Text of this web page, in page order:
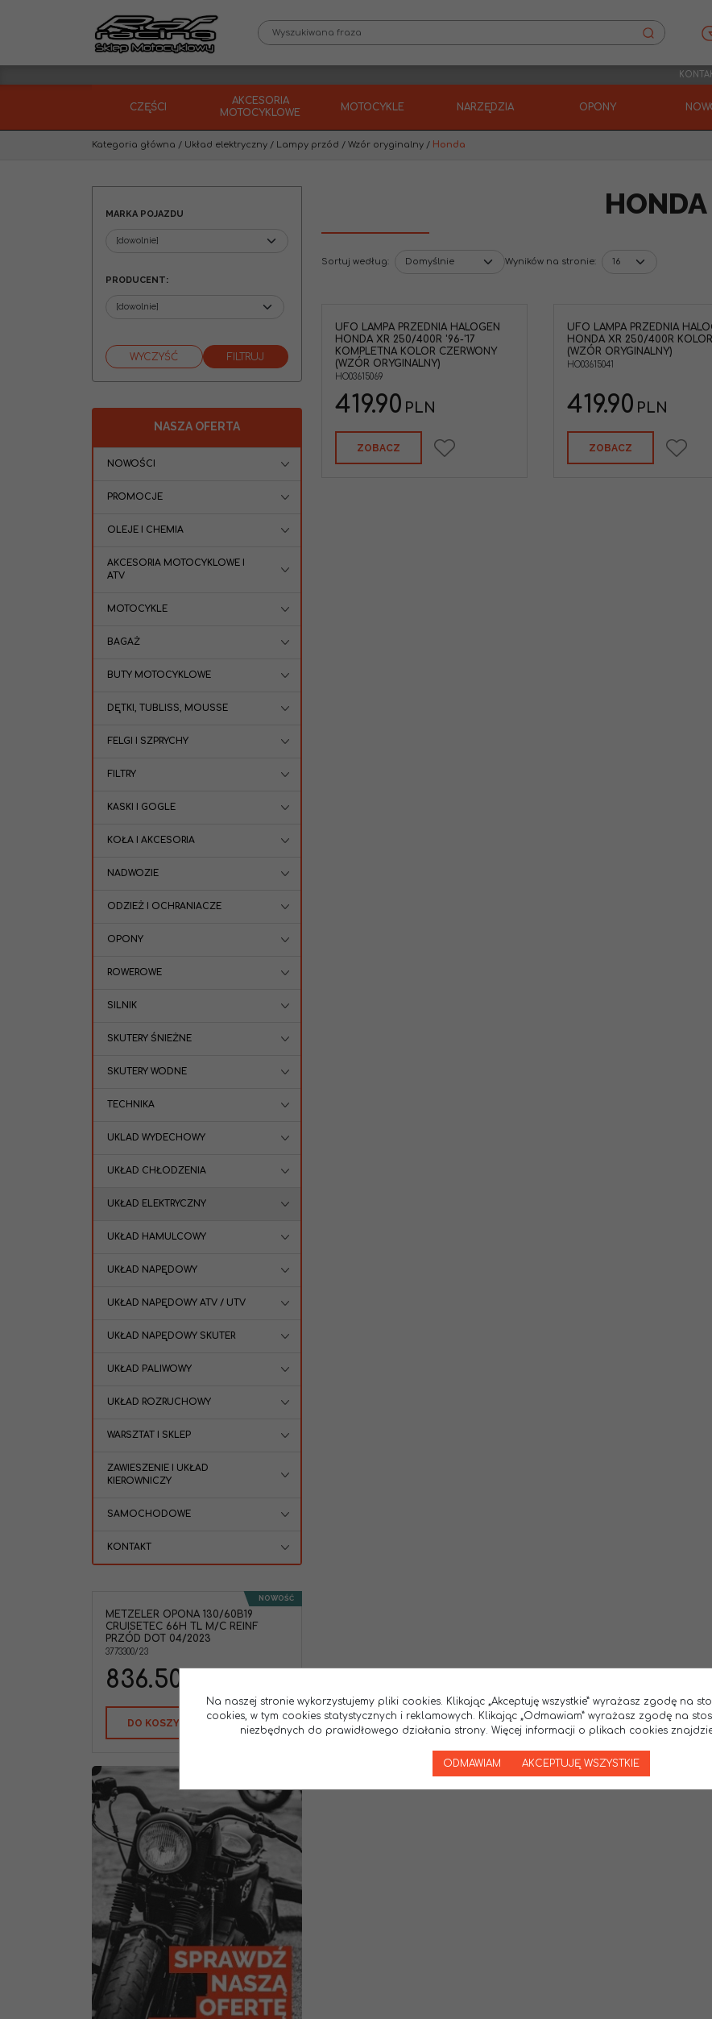
CZĘŚCI
AKCESORIA
MOTOCYKLOWE
MOTOCYKLE NARZĘDZIA OPONY
Kategoria główna / Układ elektryczny / Lampy przód / Wzór oryginalny / Honda
HONDA
Sortuj według: Wyników na stronie:
UFO LAMPA PRZEDNIA HALOGEN
HONDA XR 250/400R '96-'17
KOMPLETNA KOLOR CZERWONY
(WZÓR ORYGINALNY)
HO03615069
419.90 PLN
ZOBACZ
UFO LAMPA PRZEDNIA
HONDA XR 250/400R
(WZÓR ORYGINALNY)
HO03615041
419.90 PLN
ZOBACZ
MARKA POJAZDU
PRODUCENT:
NASZA OFERTA
NOWOŚCI
PROMOCJE
OLEJE I CHEMIA
AKCESORIA MOTOCYKLOWE I
ATV
MOTOCYKLE
BAGAŻ
BUTY MOTOCYKLOWE
DĘTKI, TUBLISS, MOUSSE
FELGI I SZPRYCHY
FILTRY
KASKI I GOGLE
KOŁA I AKCESORIA
NADWOZIE
ODZIEŻ I OCHRANIACZE
OPONY
ROWEROWE
SILNIK
SKUTERY ŚNIEŻNE
SKUTERY WODNE
TECHNIKA
UKLAD WYDECHOWY
UKŁAD CHŁODZENIA
UKŁAD ELEKTRYCZNY
UKŁAD HAMULCOWY
UKŁAD NAPĘDOWY
UKŁAD NAPĘDOWY ATV / UTV
UKŁAD NAPĘDOWY SKUTER
UKŁAD PALIWOWY
UKŁAD ROZRUCHOWY
WARSZTAT I SKLEP
ZAWIESZENIE I UKŁAD
KIEROWNICZY
SAMOCHODOWE
KONTAKT
NOWOŚĆ
METZELER OPONA 130/60B19
CRUISETEC 66H TL M/C REINF
PRZÓD DOT 04/2023
3773300/23
836.50
DO KOSZYKA
Na naszej stronie wykorzystujemy pliki cookies. Klikając „Akceptuję wszystkie” wyrażasz zgodę na
cookies, w tym cookies statystycznych i reklamowych. Klikając „Odmawiam” wyrażasz zgodę na
niezbędnych do prawidłowego działania strony. Więcej informacji o plikach cookies
ODMAWIAM AKCEPTUJĘ WSZYSTKIE